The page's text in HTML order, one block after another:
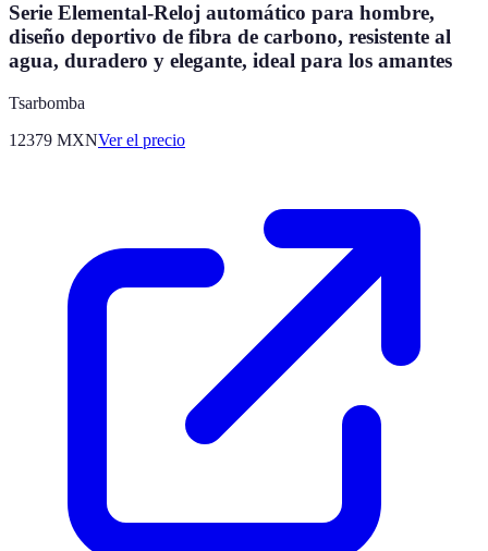
Serie Elemental-Reloj automático para hombre,
diseño deportivo de fibra de carbono, resistente al
agua, duradero y elegante, ideal para los amantes
Tsarbomba
12379 MXNVer el precio